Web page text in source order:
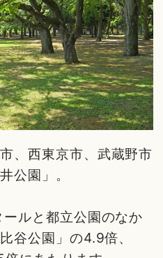
、西東京市、武蔵野市
公園」。
ルと都立公園のなか
谷公園」の4.9倍、